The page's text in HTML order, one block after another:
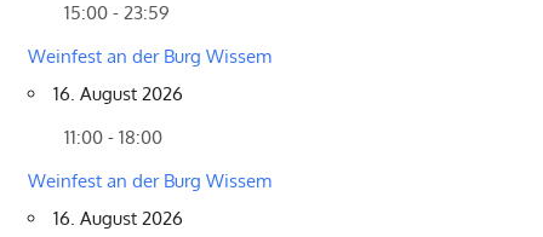
15:00 - 23:59
Weinfest an der Burg Wissem
16. August 2026
11:00 - 18:00
Weinfest an der Burg Wissem
16. August 2026